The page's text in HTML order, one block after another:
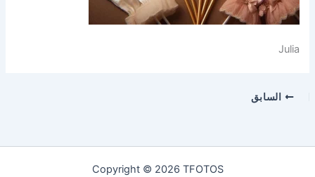
Julia
السابق
Copyright © 2026 TFOTOS